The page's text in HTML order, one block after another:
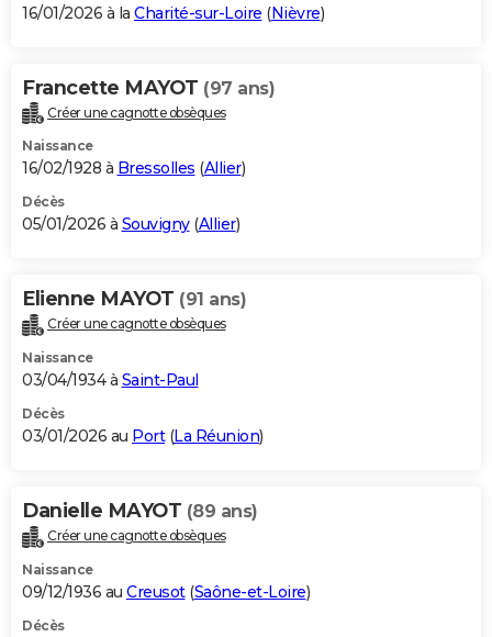
16/01/2026 à la Charité-sur-Loire (Nièvre)
Francette MAYOT (97 ans)
Créer une cagnotte obsèques
Naissance
16/02/1928 à Bressolles (Allier)
Décès
05/01/2026 à Souvigny(Allier)
Elienne MAYOT (91 ans)
Créer une cagnotte obsèques
Naissance
03/04/1934 à Saint-Paul
Décès
03/01/2026 au Port(La Réunion)
Danielle MAYOT (89 ans)
Créer une cagnotte obsèques
Naissance
09/12/1936 au Creusot(Saône-et-Loire)
Décès